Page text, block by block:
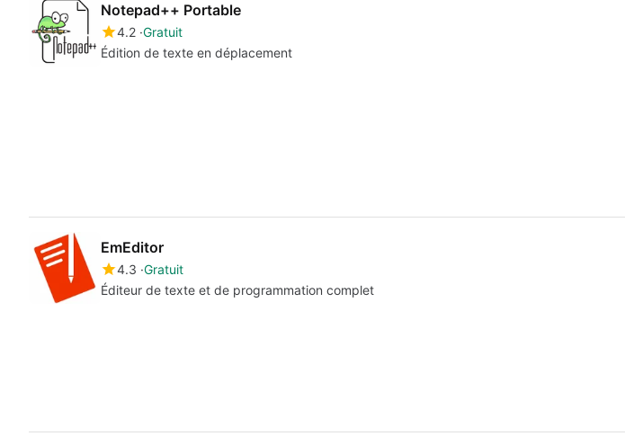
Notepad++ Portable
4.2 Gratuit
Édition de texte en déplacement
EmEditor
4.3 Gratuit
Éditeur de texte et de programmation complet